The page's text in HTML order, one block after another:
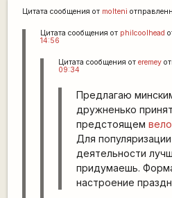
Цитата сообщения от molteni
Цитата сообщения от philcoolhead
14:56
Цитата сообщения от eremey
09:34
Предлагаю
дружненько
предстоящем
Для
деятельности
придумаешь.
настроение